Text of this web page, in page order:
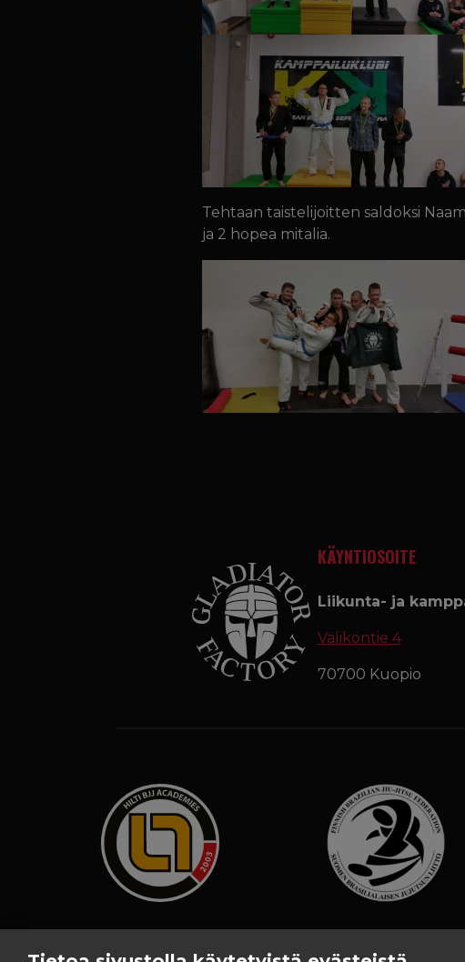
Tehtaan taistelijoitten saldoksi
ja 2 hopea mitalia.
KÄYNTIOSOITE
Liikunta- ja
Väliköntie 4
70700 Kuopio